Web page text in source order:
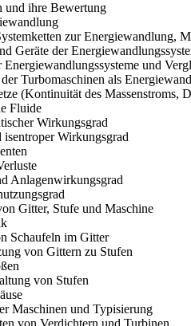
und ihre Bewertung
zur Energiewandlung,
Geräte der
und
Turbomaschinen als
(Kontinuität des
Fluide
Wirkungsgrad
Wirkungsgrad
Anlagenwirkungsgrad
Gitter, Stufe und Maschine
Schaufeln im Gitter
von Gittern zu Stufen
von Stufen
Maschinen und Typisierung